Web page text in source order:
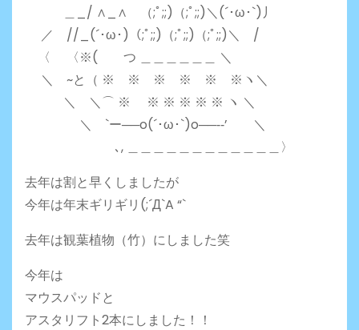
＿_/ ∧_∧ （;ﾟ;;)（;ﾟ;;)＼(´･ω･`)丿
／ //_(´･ω･)（;ﾟ;;)（;ﾟ;;)（;ﾟ;;)＼ /
〈 〈※( つ ＿＿＿＿＿＿ ＼
＼ ~と（ ※ ※ ※ ※ ※ ※ヽ＼
＼ ＼⌒ ※ ※ ※ ※ ※ ※ ヽ ＼
＼ `ー──o(´･ω･`)o──‐‐’ ＼
ゝ､, ＿＿＿＿＿＿＿＿＿＿＿＿〉
去年は割と早くしましたが
今年は年末ギリギリ(;´Д`A “`
去年は観葉植物（竹）にしました笑
今年は
マウスパッドと
アスタリフト2本にしました！！